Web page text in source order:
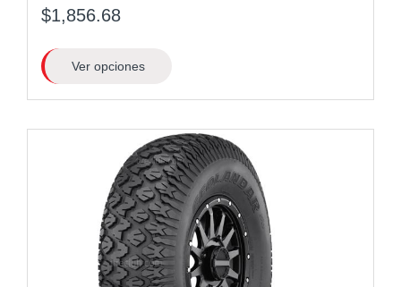
$1,856.68
Ver opciones